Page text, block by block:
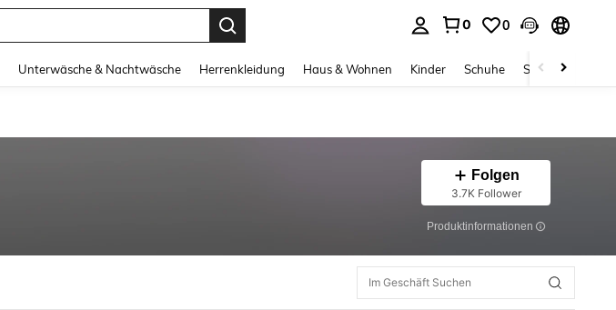
0 0
Unterwäsche & Nachtwäsche Herrenkleidung Haus & Wohnen Kinder Schuhe Schmuck &
Folgen
3.7K Follower
Produktinformationen